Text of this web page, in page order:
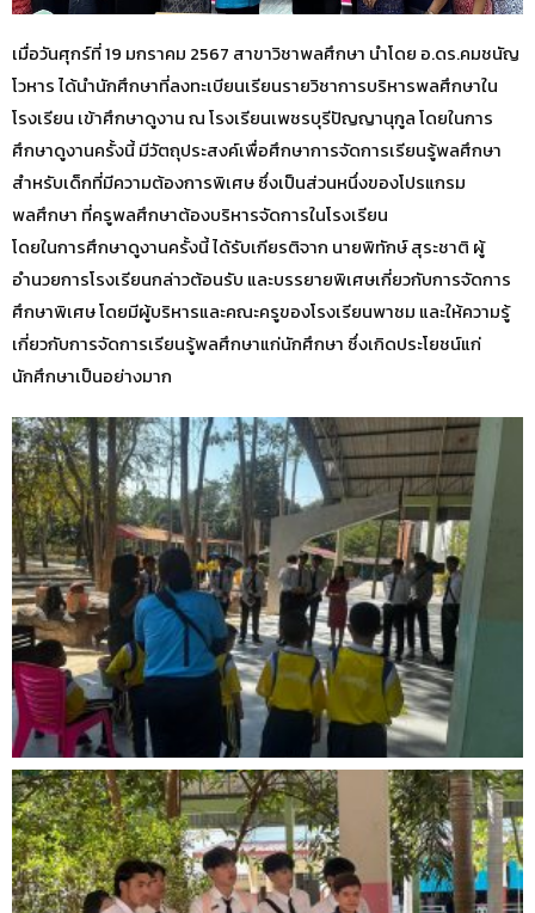
เมื่อวันศุกร์ที่ 19 มกราคม 2567 สาขาวิชาพลศึกษา นำโดย อ.ดร.คมชนัญ
โวหาร ได้นำนักศึกษาที่ลงทะเบียนเรียนรายวิชาการบริหารพลศึกษาใน
โรงเรียน เข้าศึกษาดูงาน ณ โรงเรียนเพชรบุรีปัญญานุกูล โดยในการ
ศึกษาดูงานครั้งนี้ มีวัตถุประสงค์เพื่อศึกษาการจัดการเรียนรู้พลศึกษา
สำหรับเด็กที่มีความต้องการพิเศษ ซึ่งเป็นส่วนหนึ่งของโปรแกรม
พลศึกษา ที่ครูพลศึกษาต้องบริหารจัดการในโรงเรียน
โดยในการศึกษาดูงานครั้งนี้ ได้รับเกียรติจาก นายพิทักษ์ สุระชาติ ผู้
อำนวยการโรงเรียนกล่าวต้อนรับ และบรรยายพิเศษเกี่ยวกับการจัดการ
ศึกษาพิเศษ โดยมีผู้บริหารและคณะครูของโรงเรียนพาชม และให้ความรู้
เกี่ยวกับการจัดการเรียนรู้พลศึกษาแก่นักศึกษา ซึ่งเกิดประโยชน์แก่
นักศึกษาเป็นอย่างมาก